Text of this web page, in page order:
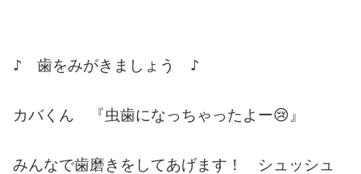
♪ 歯をみがきましょう ♪
カバくん 『虫歯になっちゃったよー😢』
みんなで歯磨きをしてあげます！ シュッシュ